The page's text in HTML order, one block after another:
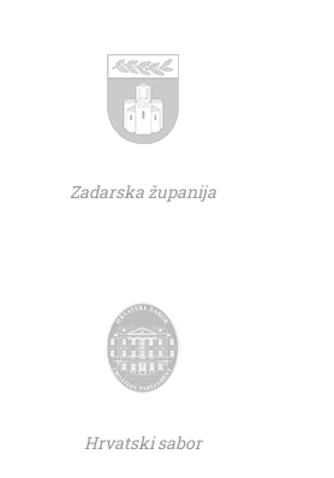
Zadarska županija
Hrvatski sabor